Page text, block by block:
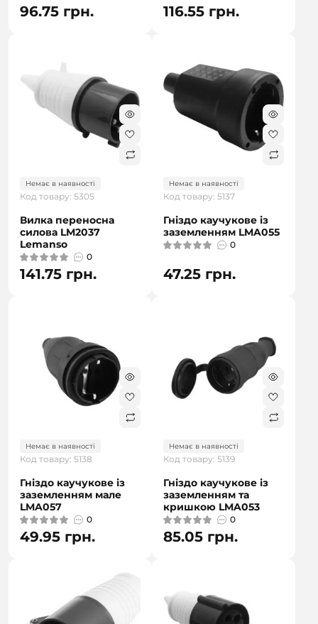
96.75 грн. 116.55 грн.
Немає в наявності
Код товару: 5305
Вилка переносна
силова LM2037
Lemanso
0
141.75 грн.
Немає в наявності
Код товару: 5137
Гніздо каучукове із
заземленням LMA055
0
47.25 грн.
Немає в наявності
Код товару: 5138
Гніздо каучукове із
заземленням мале
LMA057
0
49.95 грн.
Немає в наявності
Код товару: 5139
Гніздо каучукове із
заземленням та
кришкою LMA053
0
85.05 грн.